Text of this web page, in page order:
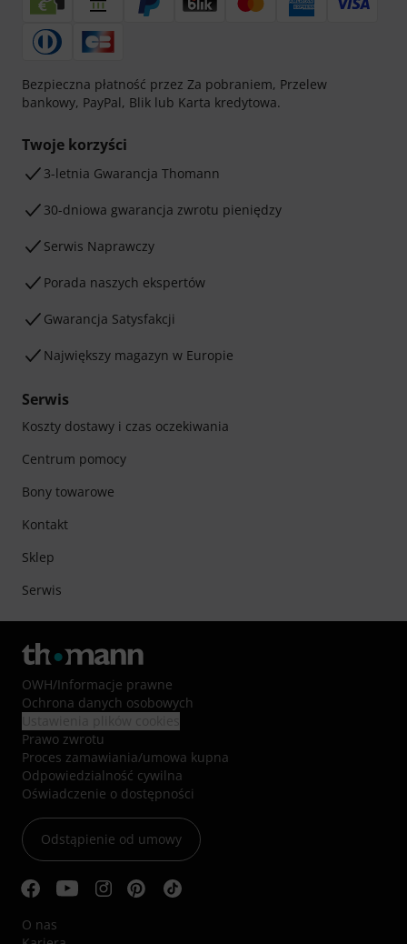
Bezpieczna płatność przez Za pobraniem, Przelew
bankowy, PayPal, Blik lub Karta kredytowa.
Twoje korzyści
3-letnia Gwarancja Thomann
30-dniowa gwarancja zwrotu pieniędzy
Serwis Naprawczy
Porada naszych ekspertów
Gwarancja Satysfakcji
Największy magazyn w Europie
Serwis
Koszty dostawy i czas oczekiwania
Centrum pomocy
Bony towarowe
Kontakt
Sklep
Serwis
OWH/Informacje prawne
Ochrona danych osobowych
Prawo zwrotu
Proces zamawiania/umowa kupna
Odpowiedzialność cywilna
Oświadczenie o dostępności
Odstąpienie od umowy
O nas